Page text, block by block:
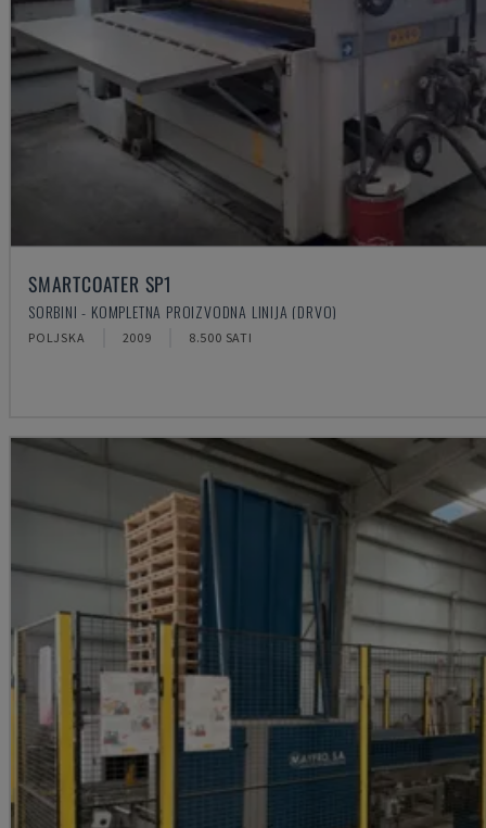
SMARTCOATER SP1
SORBINI - KOMPLETNA PROIZVODNA LINIJA (DRVO)
POLJSKA 2009 8.500 SATI